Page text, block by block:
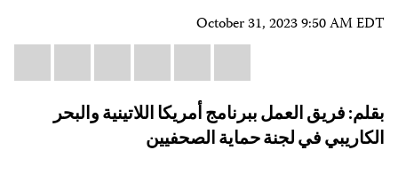
October 31, 2023 9:50 AM EDT
بقلم: فريق العمل ببرنامج أمريكا اللاتينية والبحر
الكاريبي في لجنة حماية الصحفيين